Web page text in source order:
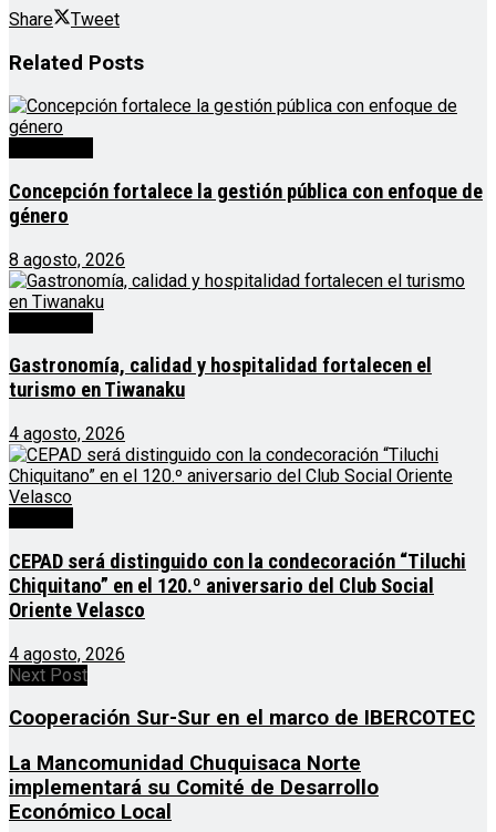
Share Tweet
Related Posts
Concepción fortalece la gestión pública con enfoque de
género
8 agosto, 2026
Gastronomía, calidad y hospitalidad fortalecen el
turismo en Tiwanaku
4 agosto, 2026
CEPAD será distinguido con la condecoración “Tiluchi
Chiquitano” en el 120.º aniversario del Club Social
Oriente Velasco
4 agosto, 2026
Next Post
Cooperación Sur-Sur en el marco de IBERCOTEC
La Mancomunidad Chuquisaca Norte
implementará su Comité de Desarrollo
Económico Local